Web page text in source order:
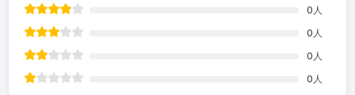
0 人
0 人
0 人
0 人